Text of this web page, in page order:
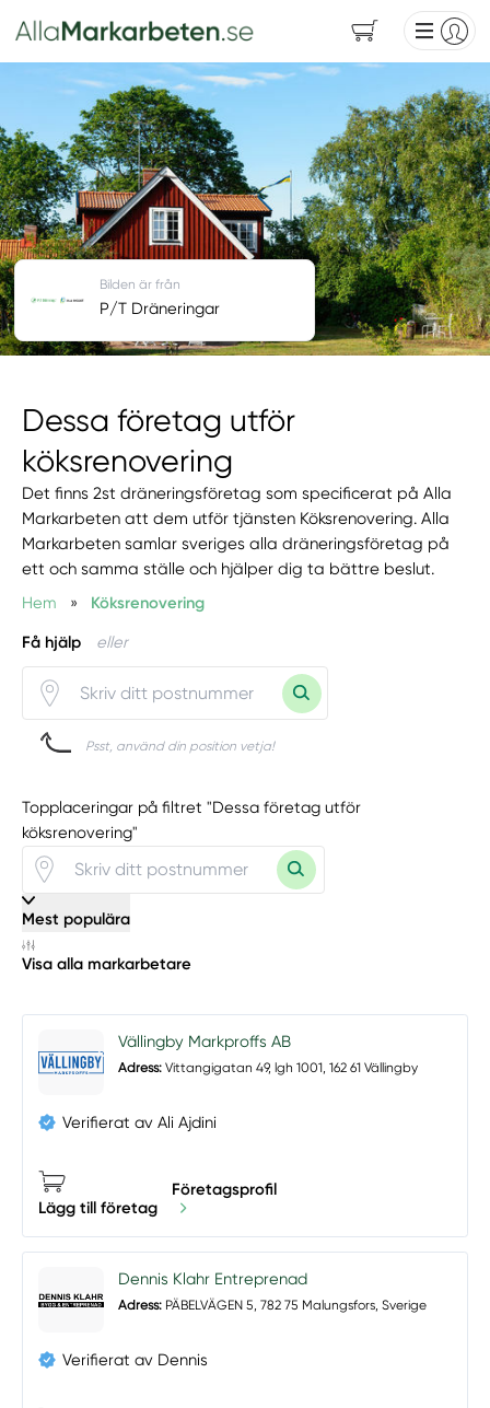
Dessa företag utför
köksrenovering
Det finns 2st dräneringsföretag som specificerat på Alla
Markarbeten att dem utför tjänsten Köksrenovering. Alla
Markarbeten samlar sveriges alla dräneringsföretag på
ett och samma ställe och hjälper dig ta bättre beslut.
Hem
» Köksrenovering
Få hjälp eller
Psst, använd din position vetja!
Bilden är från
P/T Dräneringar
Topplaceringar på filtret "Dessa företag utför
köksrenovering"
Mest populära
Visa alla markarbetare
Vällingby Markproffs AB
Adress: Vittangigatan 49, lgh 1001, 162 61 Vällingby
Verifierat av Ali Ajdini
Lägg till företag
Företagsprofil
Dennis Klahr Entreprenad
Adress: PÄBELVÄGEN 5, 782 75 Malungsfors, Sverige
Verifierat av Dennis